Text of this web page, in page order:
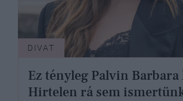
DIVAT
Ez tényleg Palvin Barbara
Hirtelen rá sem